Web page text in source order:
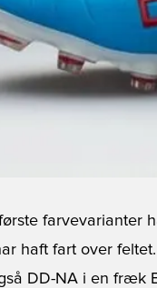
farvevarianter
haft fart over
DD-NA i en fræk